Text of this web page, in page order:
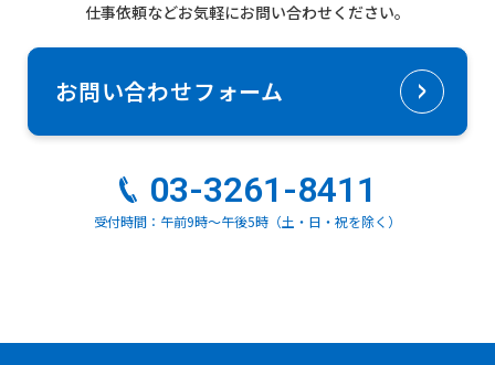
仕事依頼などお気軽にお問い合わせください。
お問い合わせフォーム
03-3261-8411
受付時間：午前9時～午後5時（土・日・祝を除く）